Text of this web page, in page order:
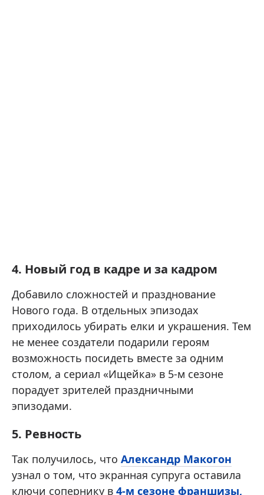
4. Новый год в кадре и за кадром
Добавило сложностей и празднование
Нового года. В отдельных эпизодах
приходилось убирать елки и украшения. Тем
не менее создатели подарили героям
возможность посидеть вместе за одним
столом, а сериал «Ищейка» в 5-м сезоне
порадует зрителей праздничными
эпизодами.
5. Ревность
Так получилось, что Александр Макогон
узнал о том, что экранная супруга оставила
ключи сопернику в 4-м сезоне франшизы,